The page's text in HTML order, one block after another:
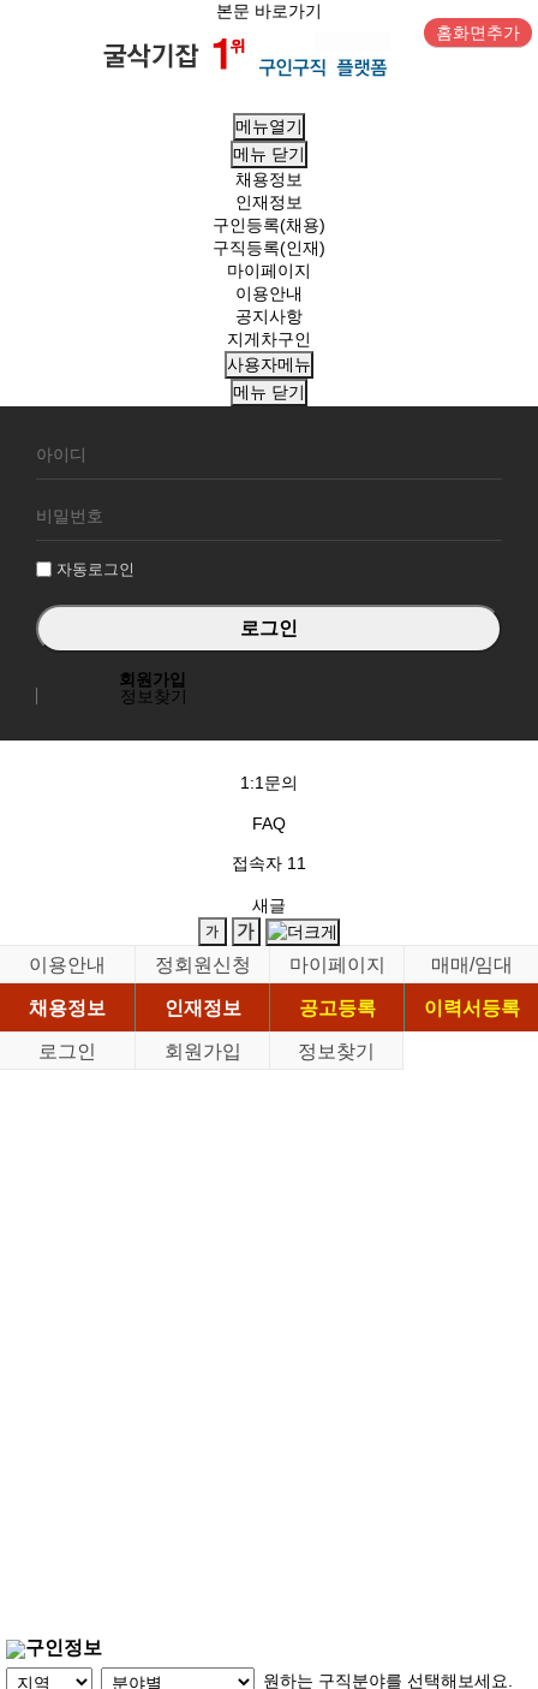
본문 바로가기
홈화면추가
메뉴열기
메뉴 닫기
채용정보
인재정보
구인등록(채용)
구직등록(인재)
마이페이지
이용안내
공지사항
지게차구인
사용자메뉴
메뉴 닫기
원
그
자동로그인
회원가입
정보찾기
1:1문의
FAQ
접속자 11
새글
이용안내 정회원신청 마이페이지
매매/임대
채용정보
인재정보 공고등록
이력서등록
로그인
회원가입 정보찾기
구인정보
원하는 구직분야를 선택해보세요.